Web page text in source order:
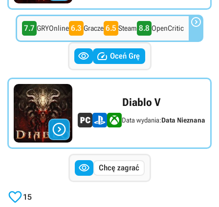
7.7 GRYOnline 6.3 Gracze 6.5 Steam 8.8 OpenCritic 
  Oceń Grę

Diablo V
Data wydania:Data Nieznana
 Chcę zagrać
15